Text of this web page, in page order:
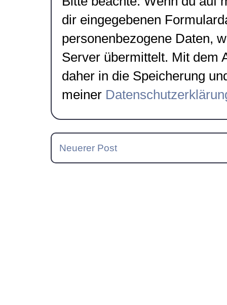
dir eingegebenen
personenbezogene Daten,
Server übermittelt. Mit dem
daher in die Speicherung
meiner
Neuerer Post